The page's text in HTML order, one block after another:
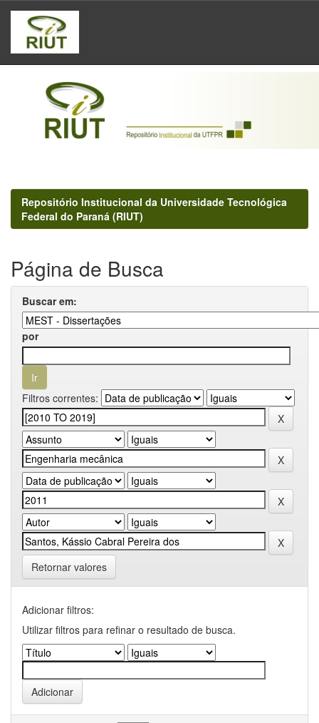
Skip
navigation
Repositório Institucional da Universidade Tecnológica
Federal do Paraná (RIUT)
Página de Busca
Buscar em:
por
Filtros correntes:
Retornar valores
Adicionar filtros:
Utilizar filtros para refinar o resultado de busca.